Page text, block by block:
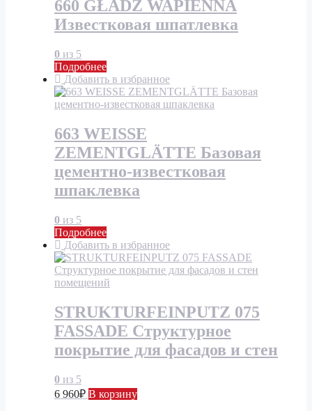
660 GŁADŹ WAPIENNA
Известковая шпатлевка
0 из 5
Подробнее
Добавить в избранное
663 WEISSE
ZEMENTGLÄTTE Базовая
цементно-известковая
шпаклевка
0 из 5
Подробнее
Добавить в избранное
STRUKTURFEINPUTZ 075
FASSADE Структурное
покрытие для фасадов и стен
0 из 5
6 960₽ В корзину